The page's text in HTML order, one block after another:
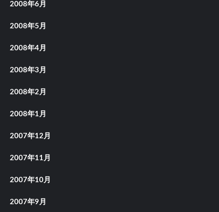
2008年6月
2008年5月
2008年4月
2008年3月
2008年2月
2008年1月
2007年12月
2007年11月
2007年10月
2007年9月